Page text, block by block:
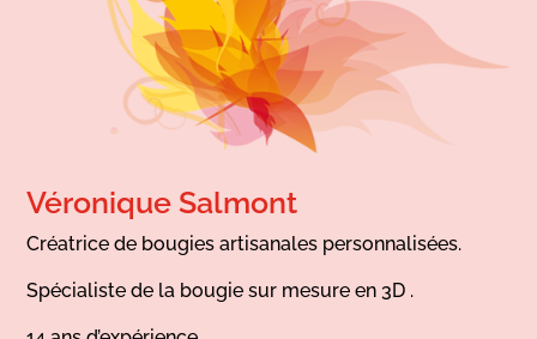
Véronique Salmont
Créatrice de bougies artisanales personnalisées.
Spécialiste de la bougie sur mesure en 3D .